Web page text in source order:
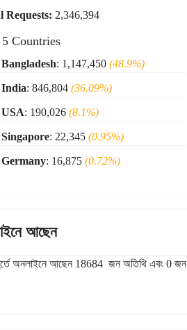
Requests: 2,346,394
Countries
Bangladesh: 1,147,450 (48.9%)
India: 846,804 (36.09%)
USA: 190,026 (8.1%)
Singapore: 22,345 (0.95%)
Germany: 16,875 (0.72%)
আছেন
অনলাইনে আছেন 18684 জন অতিথি এবং 0 জন